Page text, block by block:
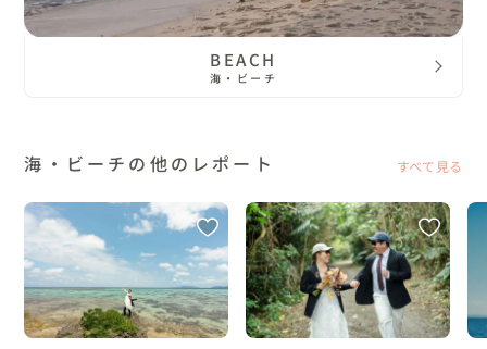
BEACH
海・ビーチ
海・ビーチの他のレポート すべて見る